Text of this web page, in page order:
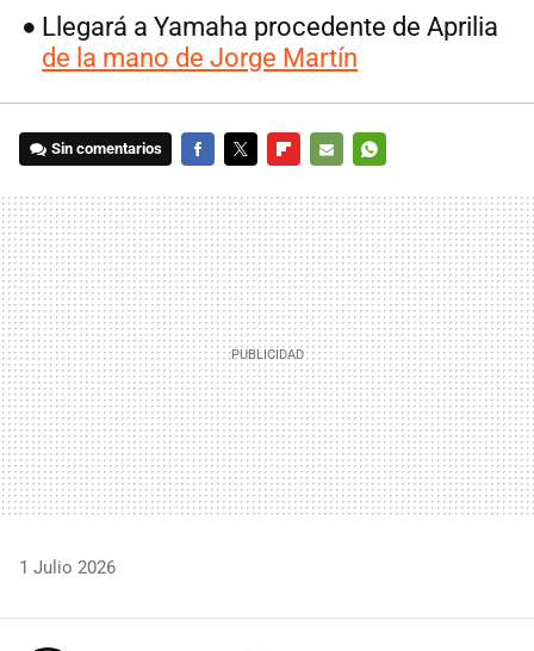
Llegará a Yamaha procedente de Aprilia
de la mano de Jorge Martín
Sin comentarios
MAIL
1 Julio 2026